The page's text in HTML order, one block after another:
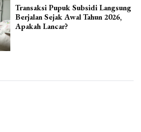
Transaksi Pupuk Subsidi Langsung
Berjalan Sejak Awal Tahun 2026,
Apakah Lancar?